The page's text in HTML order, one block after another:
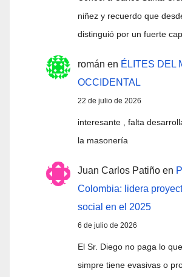
niñez y recuerdo que
distinguió por un fuerte
román en ÉLITES DEL
OCCIDENTAL
22 de julio de 2026
interesante , falta
la masonería
Juan Carlos Patiño en
Colombia: lidera
social en el 2025
6 de julio de 2026
El Sr. Diego no paga lo
simpre tiene evasivas o